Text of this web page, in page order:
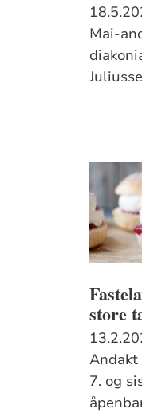
Mai-
store
7. og